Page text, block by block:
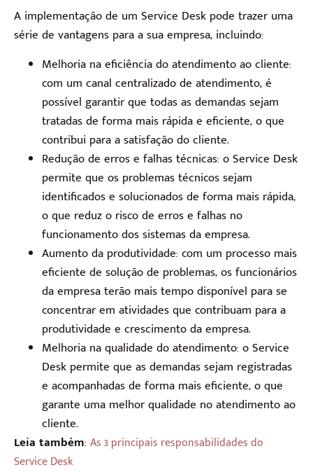
A implementação de um Service Desk pode trazer uma
série de vantagens para a sua empresa, incluindo:
Melhoria na eficiência do atendimento ao cliente:
com um canal centralizado de atendimento, é
possível garantir que todas as demandas sejam
tratadas de forma mais rápida e eficiente, o que
contribui para a satisfação do cliente.
Redução de erros e falhas técnicas: o Service Desk
permite que os problemas técnicos sejam
identificados e solucionados de forma mais rápida,
o que reduz o risco de erros e falhas no
funcionamento dos sistemas da empresa.
Aumento da produtividade: com um processo mais
eficiente de solução de problemas, os funcionários
da empresa terão mais tempo disponível para se
concentrar em atividades que contribuam para a
produtividade e crescimento da empresa.
Melhoria na qualidade do atendimento: o Service
Desk permite que as demandas sejam registradas
e acompanhadas de forma mais eficiente, o que
garante uma melhor qualidade no atendimento ao
cliente.
Leia também: As 3 principais responsabilidades do
Service Desk